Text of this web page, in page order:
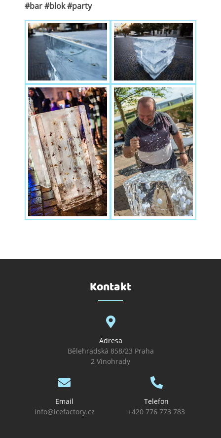
#bar #blok #party
Kontakt
Adresa
Bělehradská 858/23 Praha
2 Vinohrady
Email
info@icefactory.cz
Telefon
+420 776 773 783